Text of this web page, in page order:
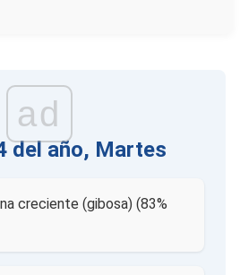
ad
del año, Martes
creciente (gibosa) (83%